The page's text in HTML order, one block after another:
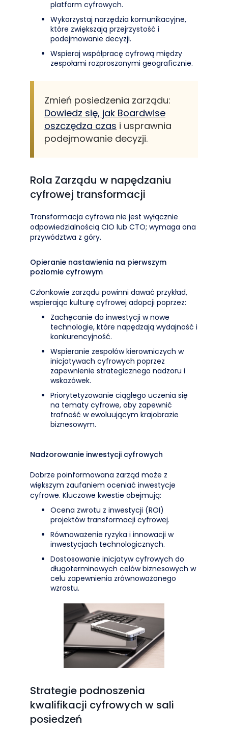
platform cyfrowych.
Wykorzystaj narzędzia komunikacyjne,
które zwiększają przejrzystość i
podejmowanie decyzji.
Wspieraj współpracę cyfrową między
zespołami rozproszonymi geograficznie.
Zmień posiedzenia zarządu:
Dowiedz się, jak Boardwise
oszczędza czas i usprawnia
podejmowanie decyzji.
Rola Zarządu w napędzaniu
cyfrowej transformacji
Transformacja cyfrowa nie jest wyłącznie
odpowiedzialnością CIO lub CTO; wymaga ona
przywództwa z góry.
Opieranie nastawienia na pierwszym
poziomie cyfrowym
Członkowie zarządu powinni dawać przykład,
wspierając kulturę cyfrowej adopcji poprzez:
Zachęcanie do inwestycji w nowe
technologie, które napędzają wydajność i
konkurencyjność.
Wspieranie zespołów kierowniczych w
inicjatywach cyfrowych poprzez
zapewnienie strategicznego nadzoru i
wskazówek.
Priorytetyzowanie ciągłego uczenia się
na tematy cyfrowe, aby zapewnić
trafność w ewoluującym krajobrazie
biznesowym.
Nadzorowanie inwestycji cyfrowych
Dobrze poinformowana zarząd może z
większym zaufaniem oceniać inwestycje
cyfrowe. Kluczowe kwestie obejmują:
Ocena zwrotu z inwestycji (ROI)
projektów transformacji cyfrowej.
Równoważenie ryzyka i innowacji w
inwestycjach technologicznych.
Dostosowanie inicjatyw cyfrowych do
długoterminowych celów biznesowych w
celu zapewnienia zrównoważonego
wzrostu.
Strategie podnoszenia
kwalifikacji cyfrowych w sali
posiedzeń